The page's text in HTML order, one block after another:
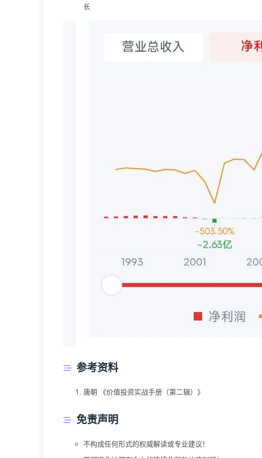
长
参考资料
唐朝 《价值投资实战手册（第二辑）》
免责声明
不构成任何形式的权威解读或专业建议！